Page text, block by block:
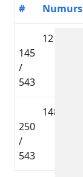
# Numurs
145
/
543
1215
250
/
543
1488